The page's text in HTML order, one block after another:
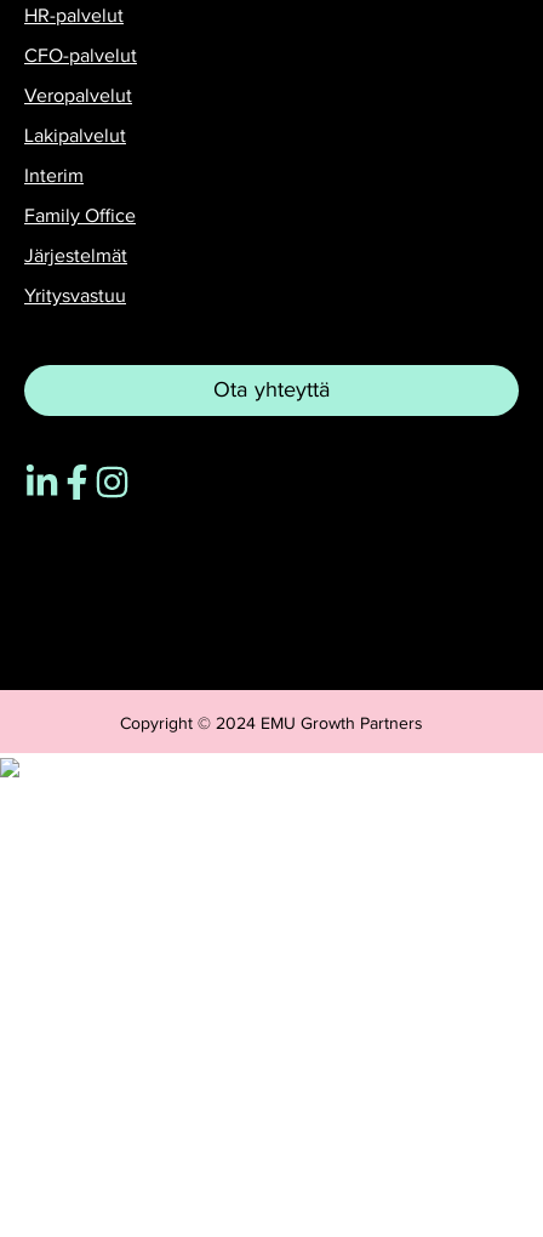
HR-palvelut
CFO-palvelut
Veropalvelut
Lakipalvelut
Interim
Family Office
Järjestelmät
Yritysvastuu
Ota yhteyttä
Copyright © 2024 EMU Growth Partners